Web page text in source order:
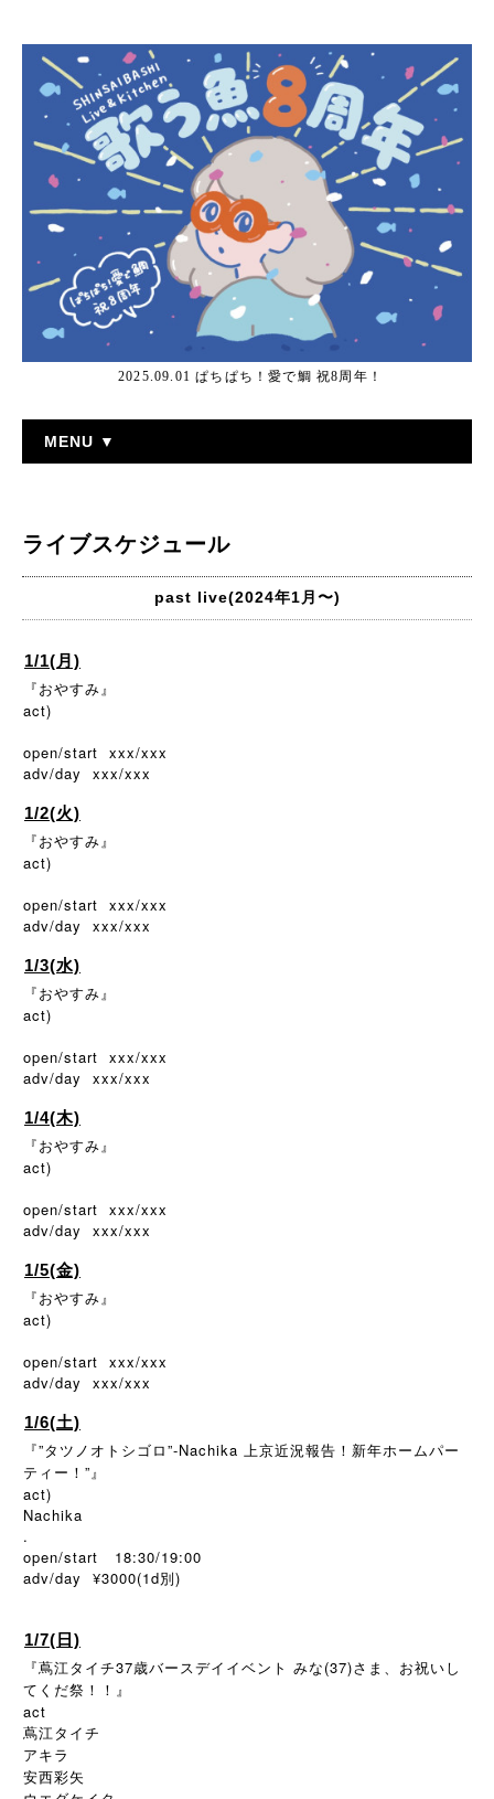
2025.09.01 ぱちぱち！愛で鯛 祝8周年！
MENU ▼
ライブスケジュール
past live(2024年1月〜)
1/1(月)
『おやすみ』
act)
open/start xxx/xxx
adv/day xxx/xxx
1/2(火)
『おやすみ』
act)
open/start xxx/xxx
adv/day xxx/xxx
1/3(水)
『おやすみ』
act)
open/start xxx/xxx
adv/day xxx/xxx
1/4(木)
『おやすみ』
act)
open/start xxx/xxx
adv/day xxx/xxx
1/5(金)
『おやすみ』
act)
open/start xxx/xxx
adv/day xxx/xxx
1/6(土)
『”タツノオトシゴロ”-Nachika 上京近況報告！新年ホームパー
ティー！”』
act)
Nachika
.
open/start 18:30/19:00
adv/day ¥3000(1d別 )
1/7(日)
『蔦江タイチ37歳バースデイイベント みな(37)さま、お祝いし
てくだ祭！！』
act
蔦江タイチ
アキラ
安西彩矢